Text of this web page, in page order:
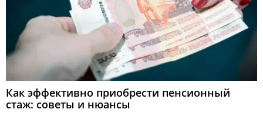
Как эффективно приобрести пенсионный
стаж: советы и нюансы